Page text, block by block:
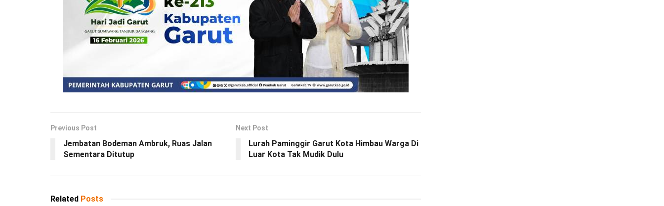
Previous Post
Jembatan Bodeman Ambruk, Ruas Jalan
Sementara Ditutup
Next Post
Lurah Paminggir Garut Kota Himbau Warga Di
Luar Kota Tak Mudik Dulu
Related Posts